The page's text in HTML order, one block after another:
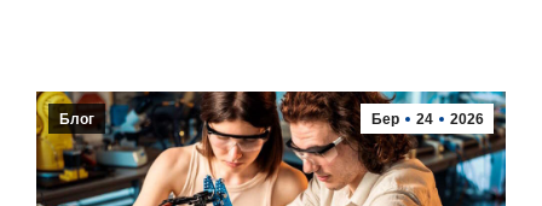
Бер 24 2026
Блог